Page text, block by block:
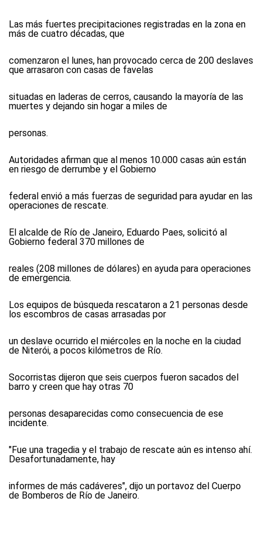
Las más fuertes precipitaciones registradas en la zona en
más de cuatro décadas, que
comenzaron el lunes, han provocado cerca de 200 deslaves
que arrasaron con casas de favelas
situadas en laderas de cerros, causando la mayoría de las
muertes y dejando sin hogar a miles de
personas.
Autoridades afirman que al menos 10.000 casas aún están
en riesgo de derrumbe y el Gobierno
federal envió a más fuerzas de seguridad para ayudar en las
operaciones de rescate.
El alcalde de Río de Janeiro, Eduardo Paes, solicitó al
Gobierno federal 370 millones de
reales (208 millones de dólares) en ayuda para operaciones
de emergencia.
Los equipos de búsqueda rescataron a 21 personas desde
los escombros de casas arrasadas por
un deslave ocurrido el miércoles en la noche en la ciudad
de Niterói, a pocos kilómetros de Río.
Socorristas dijeron que seis cuerpos fueron sacados del
barro y creen que hay otras 70
personas desaparecidas como consecuencia de ese
incidente.
"Fue una tragedia y el trabajo de rescate aún es intenso ahí.
Desafortunadamente, hay
informes de más cadáveres", dijo un portavoz del Cuerpo
de Bomberos de Río de Janeiro.